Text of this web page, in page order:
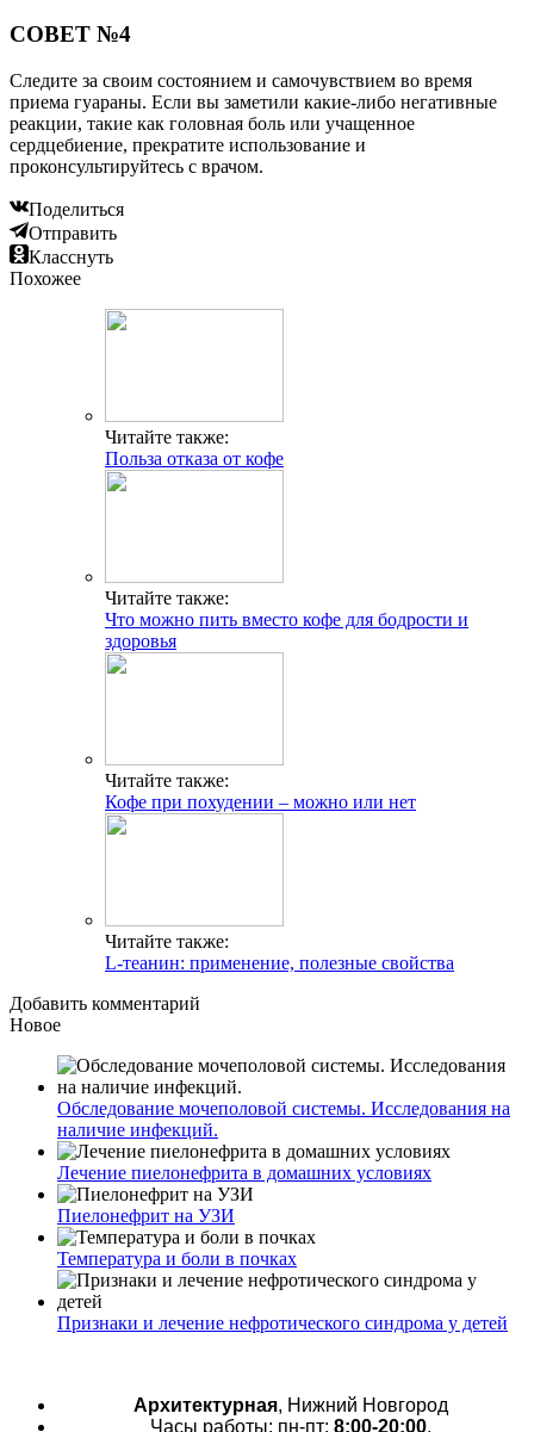
СОВЕТ №4
Следите за своим состоянием и самочувствием во время
приема гуараны. Если вы заметили какие-либо негативные
реакции, такие как головная боль или учащенное
сердцебиение, прекратите использование и
проконсультируйтесь с врачом.
Поделиться
Отправить
Класснуть
Похожее
Читайте также:
Польза отказа от кофе
Читайте также:
Что можно пить вместо кофе для бодрости и
здоровья
Читайте также:
Кофе при похудении – можно или нет
Читайте также:
L-теанин: применение, полезные свойства
Добавить комментарий
Новое
Обследование мочеполовой системы. Исследования на
наличие инфекций.
Лечение пиелонефрита в домашних условиях
Пиелонефрит на УЗИ
Температура и боли в почках
Признаки и лечение нефротического синдрома у детей
Архитектурная, Нижний Новгород
Часы работы: пн-пт: 8:00-20:00,